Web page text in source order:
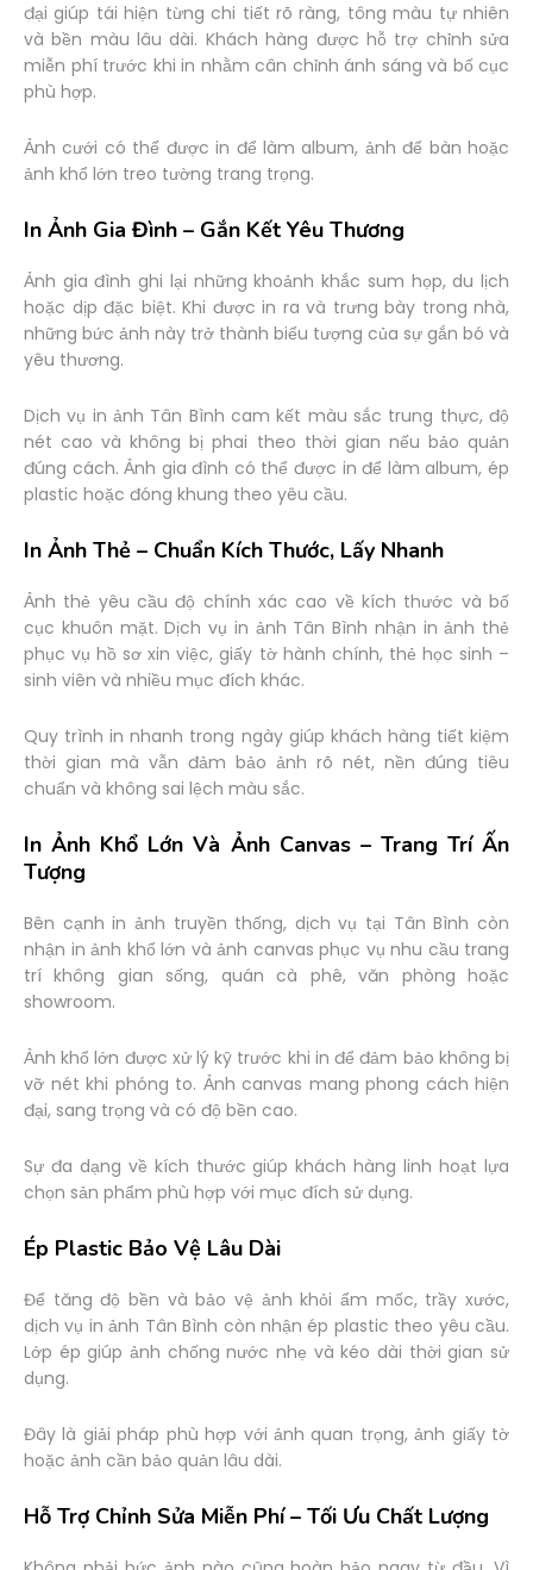
đại giúp tái hiện từng chi tiết rõ ràng, tông màu tự nhiên
và bền màu lâu dài. Khách hàng được hỗ trợ chỉnh sửa
miễn phí trước khi in nhằm cân chỉnh ánh sáng và bố cục
phù hợp.
Ảnh cưới có thể được in để làm album, ảnh để bàn hoặc
ảnh khổ lớn treo tường trang trọng.
In Ảnh Gia Đình – Gắn Kết Yêu Thương
Ảnh gia đình ghi lại những khoảnh khắc sum họp, du lịch
hoặc dịp đặc biệt. Khi được in ra và trưng bày trong nhà,
những bức ảnh này trở thành biểu tượng của sự gắn bó và
yêu thương.
Dịch vụ in ảnh Tân Bình cam kết màu sắc trung thực, độ
nét cao và không bị phai theo thời gian nếu bảo quản
đúng cách. Ảnh gia đình có thể được in để làm album, ép
plastic hoặc đóng khung theo yêu cầu.
In Ảnh Thẻ – Chuẩn Kích Thước, Lấy Nhanh
Ảnh thẻ yêu cầu độ chính xác cao về kích thước và bố
cục khuôn mặt. Dịch vụ in ảnh Tân Bình nhận in ảnh thẻ
phục vụ hồ sơ xin việc, giấy tờ hành chính, thẻ học sinh –
sinh viên và nhiều mục đích khác.
Quy trình in nhanh trong ngày giúp khách hàng tiết kiệm
thời gian mà vẫn đảm bảo ảnh rõ nét, nền đúng tiêu
chuẩn và không sai lệch màu sắc.
In Ảnh Khổ Lớn Và Ảnh Canvas – Trang Trí Ấn
Tượng
Bên cạnh in ảnh truyền thống, dịch vụ tại Tân Bình còn
nhận in ảnh khổ lớn và ảnh canvas phục vụ nhu cầu trang
trí không gian sống, quán cà phê, văn phòng hoặc
showroom.
Ảnh khổ lớn được xử lý kỹ trước khi in để đảm bảo không bị
vỡ nét khi phóng to. Ảnh canvas mang phong cách hiện
đại, sang trọng và có độ bền cao.
Sự đa dạng về kích thước giúp khách hàng linh hoạt lựa
chọn sản phẩm phù hợp với mục đích sử dụng.
Ép Plastic Bảo Vệ Lâu Dài
Để tăng độ bền và bảo vệ ảnh khỏi ẩm mốc, trầy xước,
dịch vụ in ảnh Tân Bình còn nhận ép plastic theo yêu cầu.
Lớp ép giúp ảnh chống nước nhẹ và kéo dài thời gian sử
dụng.
Đây là giải pháp phù hợp với ảnh quan trọng, ảnh giấy tờ
hoặc ảnh cần bảo quản lâu dài.
Hỗ Trợ Chỉnh Sửa Miễn Phí – Tối Ưu Chất Lượng